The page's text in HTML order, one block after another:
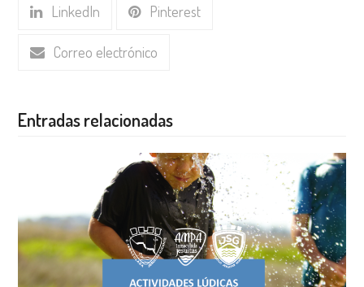
LinkedIn Pinterest
Correo electrónico
Entradas relacionadas